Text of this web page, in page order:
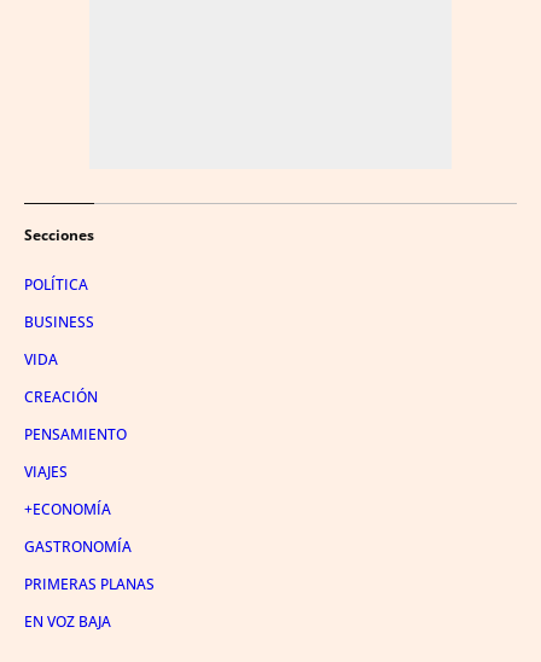
Secciones
POLÍTICA
BUSINESS
VIDA
CREACIÓN
PENSAMIENTO
VIAJES
+ECONOMÍA
GASTRONOMÍA
PRIMERAS PLANAS
EN VOZ BAJA